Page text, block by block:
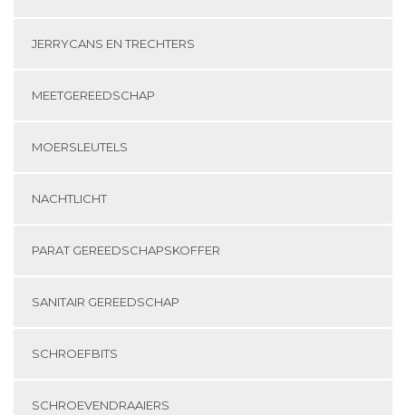
JERRYCANS EN TRECHTERS
MEETGEREEDSCHAP
MOERSLEUTELS
NACHTLICHT
PARAT GEREEDSCHAPSKOFFER
SANITAIR GEREEDSCHAP
SCHROEFBITS
SCHROEVENDRAAIERS